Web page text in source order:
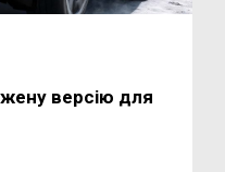
версію для